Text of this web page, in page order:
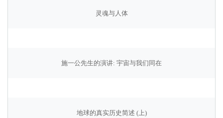
灵魂与人体
施一公先生的演讲: 宇宙与我们同在
地球的真实历史简述 (上)